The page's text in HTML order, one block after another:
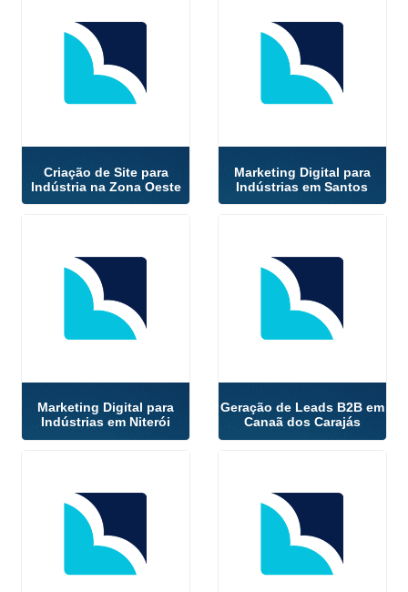
Criação de Site para
Indústria na Zona Oeste
Marketing Digital para
Indústrias em Santos
Marketing Digital para
Indústrias em Niterói
Geração de Leads B2B em
Canaã dos Carajás